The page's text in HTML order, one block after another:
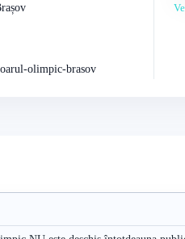
olimpic-brasov